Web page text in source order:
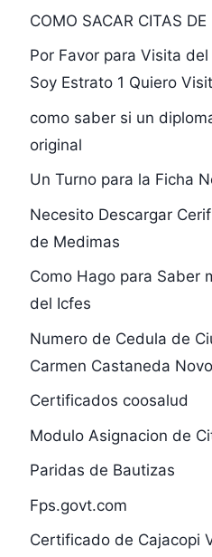
COMO SACAR CITAS
Por Favor para Visita
Soy Estrato 1 Quiero
como saber si un
original
Un Turno para la Ficha
Necesito Descargar
de Medimas
Como Hago para Saber
del Icfes
Numero de Cedula de
Carmen Castaneda
Certificados coosalud
Modulo Asignacion de
Paridas de Bautizas
Fps.govt.com
Certificado de Cajacopi